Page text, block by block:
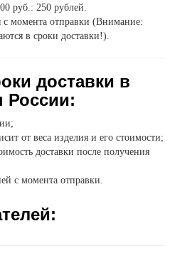
руб.: 250 рублей.
с момента отправки (Внимание:
в сроки доставки!).
доставки в
России:
от веса изделия и его стоимости;
доставки после получения
с момента отправки.